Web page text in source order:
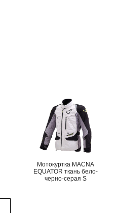
Мотокуртка MACNA
EQUATOR ткань бело-
черно-серая S